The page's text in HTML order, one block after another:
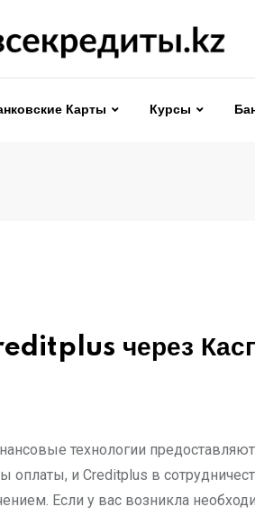
Карты Курсы
через
оплаты, и Creditplus в
Если у вас возникла